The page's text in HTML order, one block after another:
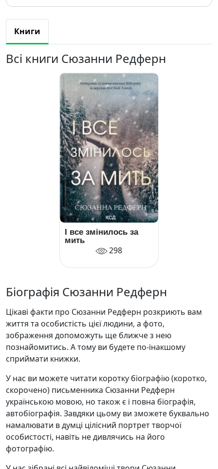
Книги
Всі книги Сюзанни Редферн
І все змінилось за
мить
298
Біографія Сюзанни Редферн
Цікаві факти про Сюзанни Редферн розкриють вам
життя та особистість цієї людини, а фото,
зображення допоможуть ще ближче з нею
познайомитись. А тому ви будете по-інакшому
сприймати книжки.
У нас ви можете читати коротку біографію (коротко,
скорочено) письменника Сюзанни Редферн
українською мовою, но також є і повна біографія,
автобіографія. Завдяки цьому ви зможете буквально
намалювати в думці цілісний портрет творчої
особистості, навіть не дивлячись на його
фотографію.